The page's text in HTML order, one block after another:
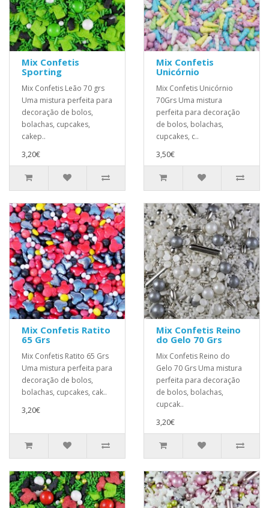
Mix Confetis
Sporting
Mix Confetis Leão 70 grs
Uma mistura perfeita para
decoração de bolos,
bolachas, cupcakes,
cakep..
3,20€
Mix Confetis
Unicórnio
Mix Confetis Unicórnio
70Grs Uma mistura
perfeita para decoração
de bolos, bolachas,
cupcakes, c..
3,50€
Mix Confetis Ratito
65 Grs
Mix Confetis Ratito 65 Grs
Uma mistura perfeita para
decoração de bolos,
bolachas, cupcakes, cak..
3,20€
Mix Confetis Reino
do Gelo 70 Grs
Mix Confetis Reino do
Gelo 70 Grs Uma mistura
perfeita para decoração
de bolos, bolachas,
cupcak..
3,20€